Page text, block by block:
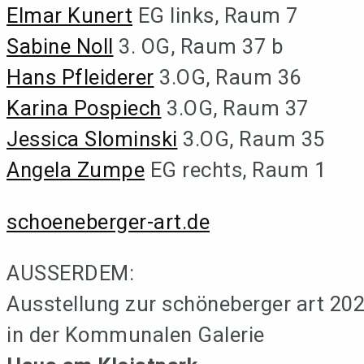
Elmar Kunert EG links, Raum 7
Sabine Noll 3. OG, Raum 37 b
Hans Pfleiderer 3.OG, Raum 36
Karina Pospiech 3.OG, Raum 37
Jessica Slominski 3.OG, Raum 35
Angela Zumpe EG rechts, Raum 1
schoeneberger-art.de
AUSSERDEM:
Ausstellung zur schöneberger art
in der Kommunalen Galerie